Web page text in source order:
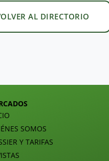
AL DIRECTORIO
SOMOS
Y TARIFAS